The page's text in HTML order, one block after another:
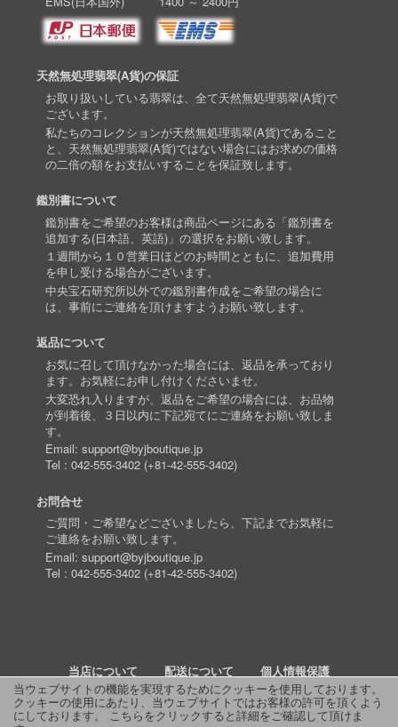
当ウェブサイトの機能を実現するためにクッキーを使用しております。
クッキーの使用にあたり、当ウェブサイトではお客様の許可を頂くよう
にしております。 こちらをクリックすると詳細をご確認して頂けま
天然無処理翡翠(A貨)の保証
お取り扱いしている翡翠は、全て天然無処理翡翠(A貨)で
ございます。
私たちのコレクションが天然無処理翡翠(A貨)であること
と、天然無処理翡翠(A貨)ではない場合にはお求めの価格
の二倍の額をお支払いすることを保証致します。
鑑別書について
鑑別書をご希望のお客様は商品ページにある「鑑別書を
追加する(日本語、英語)」の選択をお願い致します。
１週間から１０営業日ほどのお時間とともに、追加費用
を申し受ける場合がございます。
中央宝石研究所以外での鑑別書作成をご希望の場合に
は、事前にご連絡を頂けますようお願い致します。
返品について
お気に召して頂けなかった場合には、返品を承っており
ます。お気軽にお申し付けくださいませ。
大変恐れ入りますが、返品をご希望の場合には、お品物
が到着後、３日以内に下記宛てにご連絡をお願い致しま
す。
Email: support@byjboutique.jp
Tel : 042-555-3402(+81-42-555-3402)
お問合せ
ご質問・ご希望などございましたら、下記までお気軽に
ご連絡をお願い致します。
Email: support@byjboutique.jp
Tel : 042-555-3402(+81-42-555-3402)
当店について 配送について
個人情報保護
詳細検索
よくあるご質問 お問い合わせ RSS